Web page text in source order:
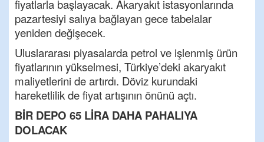
fiyatlarla başlayacak. Akaryakıt istasyonlarında
pazartesiyi salıya bağlayan gece tabelalar
yeniden değişecek.
Uluslararası piyasalarda petrol ve işlenmiş ürün
fiyatlarının yükselmesi, Türkiye’deki akaryakıt
maliyetlerini de artırdı. Döviz kurundaki
hareketlilik de fiyat artışının önünü açtı.
BİR DEPO 65 LİRA DAHA PAHALIYA
DOLACAK